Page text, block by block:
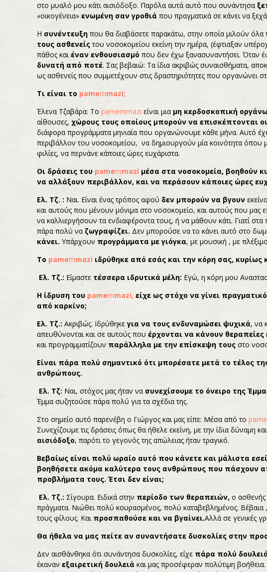
στο μυαλό μου κάτι αισιόδοξο. Παρόλα αυτά αυτό που συνάντησα
«οικογένεια»ενωμένη σαν γροθιά που πραγματικά σε κάνει να
Η συνέντευξη που θα διαβάσετε παρακάτω, στην οποία μιλούν όλα
τους ασθενείςτου νοσοκομείου εκείνη την ημέρα, (έφτιαξαν
πάθος καιέναν ενθουσιασμό που δεν έχω ξανασυναντήσει. Όταν
δυνατή από ποτέ. Σας βεβαιώ: Τα ίδια ακριβώς συναισθήματα,
ως ασθενείς που συμμετέχουν στις δραστηριότητες που οργανώνει
Τι είναι το pamemmazi;
Έλενα Τζαβάρα: Τοpamemmazi είναι μια μη κερδοσκοπική
αίθουσες, χώρους τους οποίους μπορούν να επισκέπτονται
διάφορα προγράμματα μηνιαία που οργανώνουμε κάθε μήνα. Αυτό
περιβάλλον του νοσοκομείου, να δημιουργούν μία κοινότητα όπου
φιλίες, να περνάνε κάποιες ώρες ευχάριστα.
Οι δράσεις του pamemmazi μέσα στα νοσοκομεία, βοηθούν
να αλλάξουν περιβάλλον, και να περάσουν κάποιες ώρες
Ελ. Τζ. : Ναι. Είναι ένας τρόπος αφού δεν μπορούν να βγουν
και αυτούς που μένουν μόνιμα στο νοσοκομείο, και αυτούς που μας
να καλλιεργήσουν τα ενδιαφέροντα τους, ή να μάθουν κάτι. Γιατί
πάρα πολύ να ζωγραφίζει. Δεν μπορούσε να το κάνει αυτό στο
κάνει.Υπάρχουν προγράμματα με γιόγκα, με μουσική , με
Το pamemmazi ιδρύθηκε από εσάς και την κόρη σας, κυρίως
Ελ. Τζ.: Είμαστε τέσσερα ιδρυτικά μέλη: Εγώ, η κόρη μου
Η ίδρυση του pamemmazi, είχε ως στόχο να γίνει
από καρκίνο;
Ελ. Τζ.: Ακριβώς. Ιδρύθηκεγια να τους ενδυναμώσει ψυχικά, να
απευθύνονται και σε αυτούς πουέρχονται να κάνουν θεραπείες
και προγραμματίζουν παράλληλα με την επίσκεψη τους στο
Είναι πάρα πολύ σημαντικό ότι μπορέσατε μετά το τέλος
ανθρώπους.
Ελ. Τζ: Ναι, στόχος μας ήταν να συνεχίσουμε το όνειρο της
Έμμα συζητούσε πάρα πολύ για τα σχέδια της.
Στο σημείο αυτό παρενέβη ο Γιώργος και μας είπε: Μέσα από το
Συνεχίζουμε τις δράσεις όπως θα ήθελε εκείνη, με την ίδια δύναμη
αισιόδοξο, παρότι το γεγονός της απώλειας ήταν τραγικό.
Βεβαίως είναι πολύ ωραίο αυτό που κάνετε και μάλιστα
βοηθήσετε ακόμα καλύτερα τους ανθρώπους που πάσχουν
προβλήματα τους. Έτσι δεν είναι;
Ελ. Τζ.: Σίγουρα. Ειδικά στην περίοδο των θεραπειών,ο ασθενής
πράγματα. Νιώθει πολύ κουρασμένος, πολύ καταβεβλημένος.
τους φίλους. Και προσπαθούσε και να βγαίνει.Αλλά σε γενικές
Θα ήθελα να μας πείτε αν συναντήσατε δυσκολίες στην
Δεν αισθάνθηκα ότι συνάντησα δυσκολίες, είχε πάρα πολύ
έκανανεξαιρετική δουλειά και μας προσέφεραν πολύτιμη